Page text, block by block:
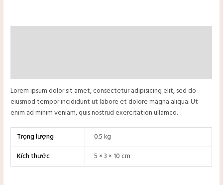
Lorem ipsum dolor sit amet, consectetur adipisicing elit, sed do
eiusmod tempor incididunt ut labore et dolore magna aliqua. Ut
enim ad minim veniam, quis nostrud exercitation ullamco.
Trọng lượng
0.5 kg
Kích thước
5 × 3 × 10 cm